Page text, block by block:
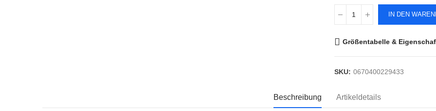
IN DEN
Größentabelle &
SKU: 0670400229433
Beschreibung Artikeldetails